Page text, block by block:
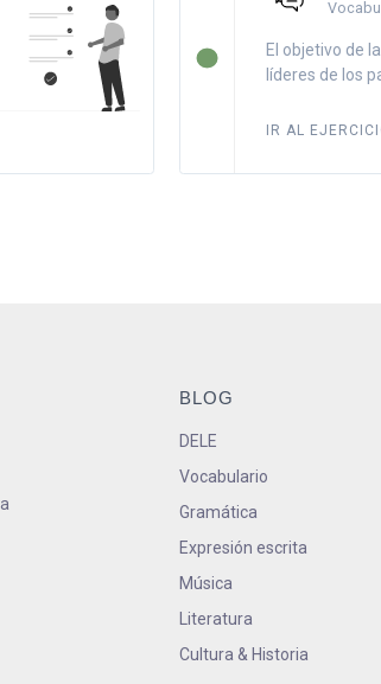
El objetivo de
líderes de los
IR AL
BLOG
DELE
Vocabulario
Gramática
Expresión escrita
Música
Literatura
Cultura & Historia